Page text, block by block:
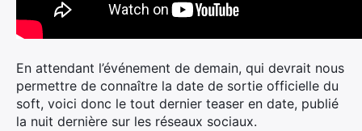
En attendant l’événement de demain, qui devrait nous
permettre de connaître la date de sortie officielle du
soft, voici donc le tout dernier teaser en date, publié
la nuit dernière sur les réseaux sociaux.